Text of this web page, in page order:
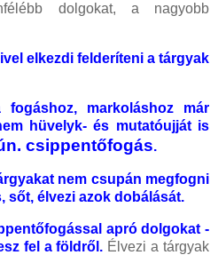
dolgokat, a nagyobb
elkezdi felderíteni a tárgyak
markoláshoz már
hüvelyk- és mutatóujját is
csippentőfogás.
nem csupán megfogni
sőt, élvezi azok dobálását.
apró dolgokat -
fel a földről. Élvezi a tárgyak